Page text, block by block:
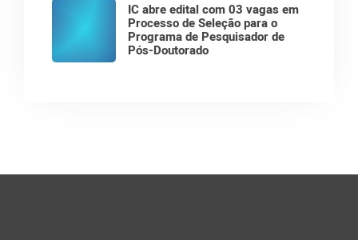
IC abre edital com 03 vagas em
Processo de Seleção para o
Programa de Pesquisador de
Pós-Doutorado